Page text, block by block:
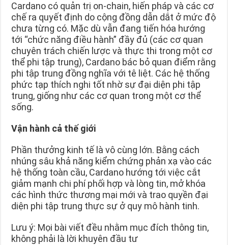
Cardano có quản trị on-chain, hiến pháp và các cơ
chế ra quyết định do cộng đồng dẫn dắt ở mức độ
chưa từng có. Mặc dù vẫn đang tiến hóa hướng
tới “chức năng điều hành” đầy đủ (các cơ quan
chuyên trách chiến lược và thực thi trong một cơ
thể phi tập trung), Cardano bác bỏ quan điểm rằng
phi tập trung đồng nghĩa với tê liệt. Các hệ thống
phức tạp thích nghi tốt nhờ sự đại diện phi tập
trung, giống như các cơ quan trong một cơ thể
sống.
Vận hành cả thế giới
Phần thưởng kinh tế là vô cùng lớn. Bằng cách
nhúng sâu khả năng kiểm chứng phản xạ vào các
hệ thống toàn cầu, Cardano hướng tới việc cắt
giảm mạnh chi phí phối hợp và lòng tin, mở khóa
các hình thức thương mại mới và trao quyền đại
diện phi tập trung thực sự ở quy mô hành tinh.
Lưu ý: Mọi bài viết đều nhằm mục đích thông tin,
không phải là lời khuyên đầu tư